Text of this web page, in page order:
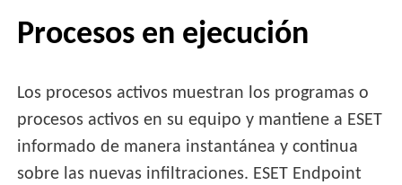
Procesos en ejecución
Los procesos activos muestran los programas o
procesos activos en su equipo y mantiene a ESET
informado de manera instantánea y continua
sobre las nuevas infiltraciones. ESET Endpoint